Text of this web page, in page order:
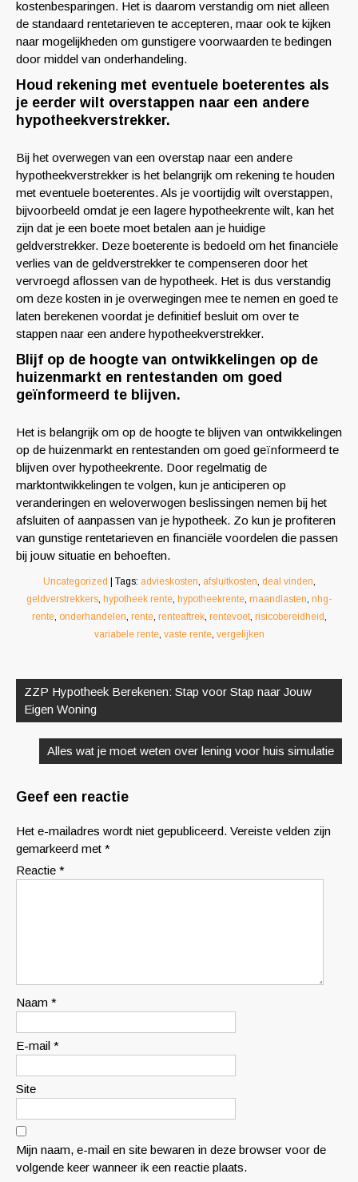
kostenbesparingen. Het is daarom verstandig om niet alleen
de standaard rentetarieven te accepteren, maar ook te kijken
naar mogelijkheden om gunstigere voorwaarden te bedingen
door middel van onderhandeling.
Houd rekening met eventuele boeterentes als
je eerder wilt overstappen naar een andere
hypotheekverstrekker.
Bij het overwegen van een overstap naar een andere
hypotheekverstrekker is het belangrijk om rekening te houden
met eventuele boeterentes. Als je voortijdig wilt overstappen,
bijvoorbeeld omdat je een lagere hypotheekrente wilt, kan het
zijn dat je een boete moet betalen aan je huidige
geldverstrekker. Deze boeterente is bedoeld om het financiële
verlies van de geldverstrekker te compenseren door het
vervroegd aflossen van de hypotheek. Het is dus verstandig
om deze kosten in je overwegingen mee te nemen en goed te
laten berekenen voordat je definitief besluit om over te
stappen naar een andere hypotheekverstrekker.
Blijf op de hoogte van ontwikkelingen op de
huizenmarkt en rentestanden om goed
geïnformeerd te blijven.
Het is belangrijk om op de hoogte te blijven van ontwikkelingen
op de huizenmarkt en rentestanden om goed geïnformeerd te
blijven over hypotheekrente. Door regelmatig de
marktontwikkelingen te volgen, kun je anticiperen op
veranderingen en weloverwogen beslissingen nemen bij het
afsluiten of aanpassen van je hypotheek. Zo kun je profiteren
van gunstige rentetarieven en financiële voordelen die passen
bij jouw situatie en behoeften.
Uncategorized | Tags: advieskosten, afsluitkosten, deal vinden,
geldverstrekkers, hypotheek rente, hypotheekrente, maandlasten, nhg-
rente, onderhandelen, rente, renteaftrek, rentevoet, risicobereidheid,
variabele rente, vaste rente, vergelijken
ZZP Hypotheek Berekenen: Stap voor Stap naar Jouw
Eigen Woning
Alles wat je moet weten over lening voor huis simulatie
Geef een reactie
Het e-mailadres wordt niet gepubliceerd. Vereiste velden zijn
gemarkeerd met *
Reactie *
Naam *
E-mail *
Site
Mijn naam, e-mail en site bewaren in deze browser voor de
volgende keer wanneer ik een reactie plaats.